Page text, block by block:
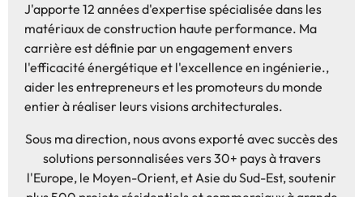
J'apporte 12 années d'expertise spécialisée dans les
matériaux de construction haute performance. Ma
carrière est définie par un engagement envers
l'efficacité énergétique et l'excellence en ingénierie.,
aider les entrepreneurs et les promoteurs du monde
entier à réaliser leurs visions architecturales.
Sous ma direction, nous avons exporté avec succès des
solutions personnalisées vers 30+ pays à travers
l'Europe, le Moyen-Orient, et Asie du Sud-Est, soutenir